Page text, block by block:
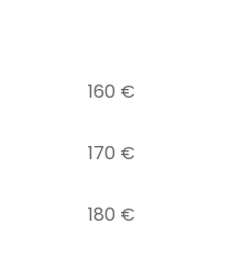
160 €
170 €
180 €